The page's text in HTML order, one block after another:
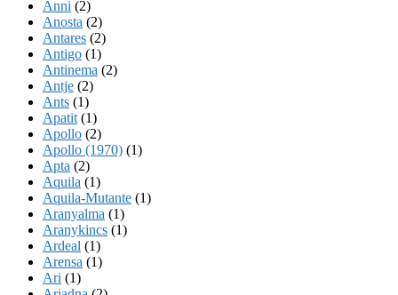
Anni (2)
Anosta (2)
Antares (2)
Antigo (1)
Antinema (2)
Antje (2)
Ants (1)
Apatit (1)
Apollo (2)
Apollo (1970) (1)
Apta (2)
Aquila (1)
Aquila-Mutante (1)
Aranyalma (1)
Aranykincs (1)
Ardeal (1)
Arensa (1)
Ari (1)